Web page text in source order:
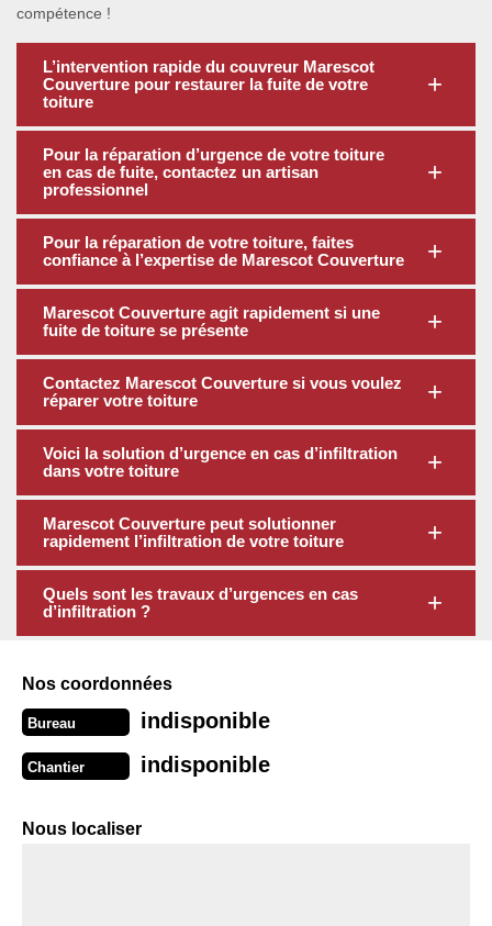
compétence !
L’intervention rapide du couvreur Marescot
Couverture pour restaurer la fuite de votre
toiture
Pour la réparation d’urgence de votre toiture
en cas de fuite, contactez un artisan
professionnel
Pour la réparation de votre toiture, faites
confiance à l’expertise de Marescot Couverture
Marescot Couverture agit rapidement si une
fuite de toiture se présente
Contactez Marescot Couverture si vous voulez
réparer votre toiture
Voici la solution d’urgence en cas d’infiltration
dans votre toiture
Marescot Couverture peut solutionner
rapidement l’infiltration de votre toiture
Quels sont les travaux d’urgences en cas
d’infiltration ?
Nos coordonnées
Bureau indisponible
Chantier indisponible
Nous localiser